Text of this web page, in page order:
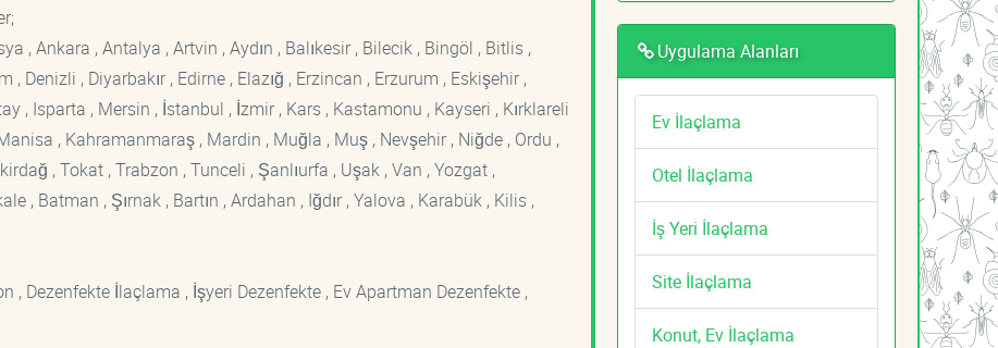
, Ankara , Antalya , Artvin , Aydın , Balıkesir , Bilecik , Bingöl , Bitlis ,
, Denizli , Diyarbakır , Edirne , Elazığ , Erzincan , Erzurum , Eskişehir ,
, Isparta , Mersin , İstanbul , İzmir , Kars , Kastamonu , Kayseri , Kırklareli
, Kahramanmaraş , Mardin , Muğla , Muş , Nevşehir , Niğde , Ordu ,
, Tokat , Trabzon , Tunceli , Şanlıurfa , Uşak , Van , Yozgat ,
, Batman , Şırnak , Bartın , Ardahan , Iğdır , Yalova , Karabük , Kilis ,
, Dezenfekte İlaçlama , İşyeri Dezenfekte , Ev Apartman Dezenfekte ,
Uygulama Alanları
Ev İlaçlama
Otel İlaçlama
İş Yeri İlaçlama
Site İlaçlama
Konut, Ev İlaçlama